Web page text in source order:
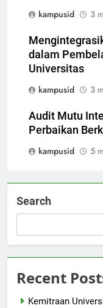
kampusid
3
dalam
Universitas
kampusid
3
Audit Mutu
Perbaikan
kampusid
5
Search
Recent
Kemitraan